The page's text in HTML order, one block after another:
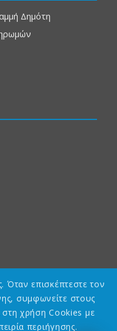
Δημότη
Όταν επισκέπτεστε τον
συμφωνείτε στους
χρήση Cookies με
περιήγησης.